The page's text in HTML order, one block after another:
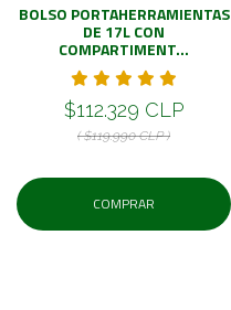
BOLSO PORTAHERRAMIENTAS
DE 17L CON
COMPARTIMENT...
$112.329 CLP
( $119.990 CLP )
COMPRAR